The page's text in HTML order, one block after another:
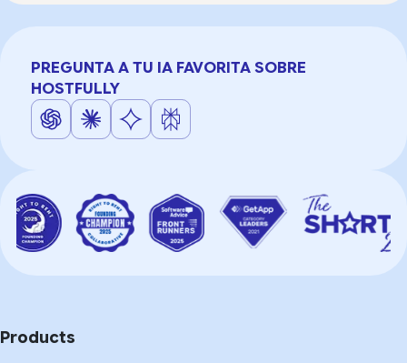
PREGUNTA A TU IA FAVORITA SOBRE
HOSTFULLY
Products